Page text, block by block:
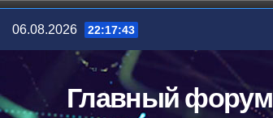
06.08.2026 22:17:43
Главный форум